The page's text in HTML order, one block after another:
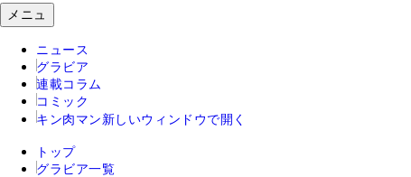
メニュ
ニュース
グラビア
連載コラム
コミック
キン肉マン 新しいウィンドウで開く
トップ
グラビア一覧